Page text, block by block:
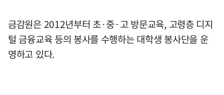
금감원은 2012년부터 초·중·고 방문교육, 고령층 디지
털 금융교육 등의 봉사를 수행하는 대학생 봉사단을 운
영하고 있다.